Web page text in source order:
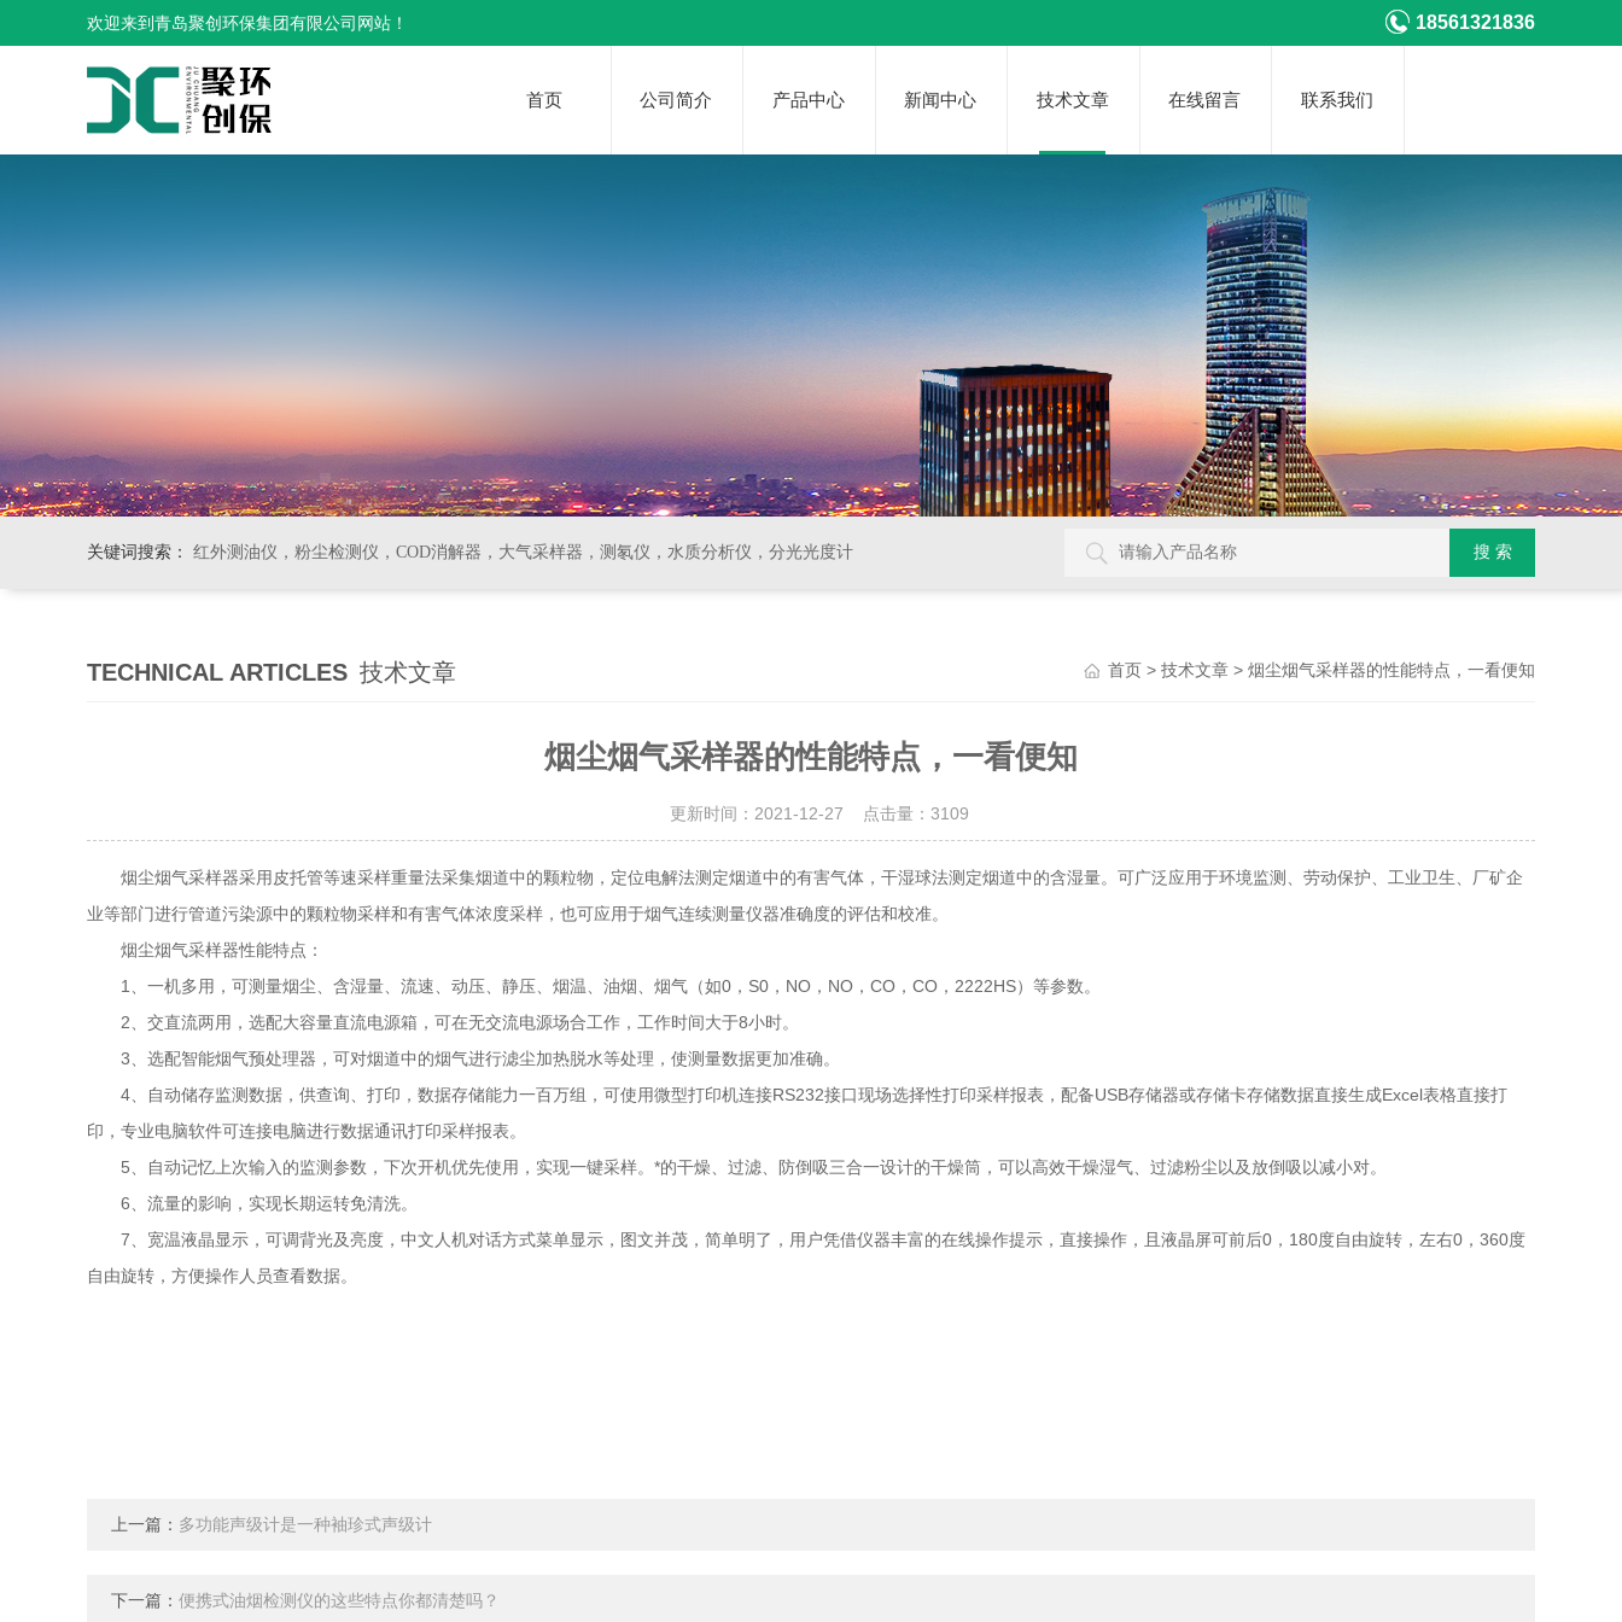
欢迎来到青岛聚创环保集团有限公司网站！ 18561321836
首页 公司简介 产品中心 新闻中心 技术文章 在线留言 联系我们
关键词搜索： 红外测油仪，粉尘检测仪，COD消解器，大气采样器，测氡仪，水质分析仪，分光光度计
TECHNICAL ARTICLES 技术文章 首页 > 技术文章 > 烟尘烟气采样器的性能特点，一看便知
烟尘烟气采样器的性能特点，一看便知
更新时间：2021-12-27 点击量： 3109
烟尘烟气采样器采用皮托管等速采样重量法采集烟道中的颗粒物，定位电解法测定烟道中的有害气体，干湿球法测定烟道中的含湿量。可广泛应用于环境监测、劳动保护、工业卫生、厂矿企
业等部门进行管道污染源中的颗粒物采样和有害气体浓度采样，也可应用于烟气连续测量仪器准确度的评估和校准。
烟尘烟气采样器性能特点：
1、一机多用，可测量烟尘、含湿量、流速、动压、静压、烟温、油烟、烟气（如0，S0，NO，NO，CO，CO，2222HS）等参数。
2、交直流两用，选配大容量直流电源箱，可在无交流电源场合工作，工作时间大于8小时。
3、选配智能烟气预处理器，可对烟道中的烟气进行滤尘加热脱水等处理，使测量数据更加准确。
4、自动储存监测数据，供查询、打印，数据存储能力一百万组，可使用微型打印机连接RS232接口现场选择性打印采样报表，配备USB存储器或存储卡存储数据直接生成Excel表格直接打
印，专业电脑软件可连接电脑进行数据通讯打印采样报表。
5、自动记忆上次输入的监测参数，下次开机优先使用，实现一键采样。*的干燥、过滤、防倒吸三合一设计的干燥筒，可以高效干燥湿气、过滤粉尘以及放倒吸以减小对。
6、流量的影响，实现长期运转免清洗。
7、宽温液晶显示，可调背光及亮度，中文人机对话方式菜单显示，图文并茂，简单明了，用户凭借仪器丰富的在线操作提示，直接操作，且液晶屏可前后0，180度自由旋转，左右0，360度
自由旋转，方便操作人员查看数据。
上一篇： 多功能声级计是一种袖珍式声级计
下一篇： 便携式油烟检测仪的这些特点你都清楚吗？